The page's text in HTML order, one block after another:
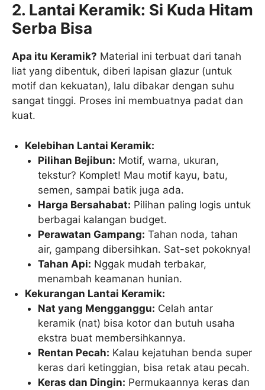
2. Lantai Keramik: Si Kuda Hitam
Serba Bisa
Apa itu Keramik? Material ini terbuat dari tanah
liat yang dibentuk, diberi lapisan glazur (untuk
motif dan kekuatan), lalu dibakar dengan suhu
sangat tinggi. Proses ini membuatnya padat dan
kuat.
Kelebihan Lantai Keramik:
Pilihan Bejibun: Motif, warna, ukuran,
tekstur? Komplet! Mau motif kayu, batu,
semen, sampai batik juga ada.
Harga Bersahabat: Pilihan paling logis untuk
berbagai kalangan budget.
Perawatan Gampang: Tahan noda, tahan
air, gampang dibersihkan. Sat-set pokoknya!
Tahan Api: Nggak mudah terbakar,
menambah keamanan hunian.
Kekurangan Lantai Keramik:
Nat yang Mengganggu: Celah antar
keramik (nat) bisa kotor dan butuh usaha
ekstra buat membersihkannya.
Rentan Pecah: Kalau kejatuhan benda super
keras dari ketinggian, bisa retak atau pecah.
Keras dan Dingin: Permukaannya keras dan